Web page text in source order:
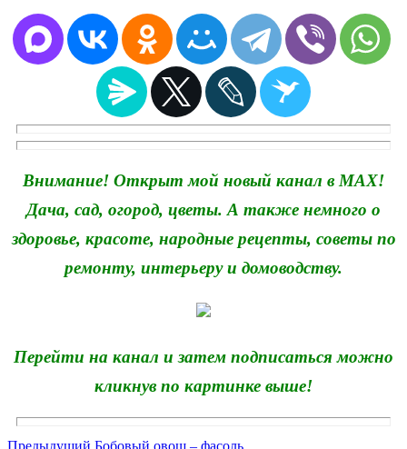
Внимание! Открыт мой новый канал в MAX!
Дача, сад, огород, цветы. А также немного о
здоровье, красоте, народные рецепты, советы по
ремонту, интерьеру и домоводству.
Перейти на канал и затем подписаться можно
кликнув по картинке выше!
Предыдущая